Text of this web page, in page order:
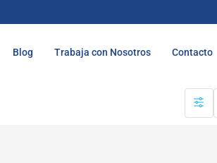
Blog Trabaja con Nosotros Contacto